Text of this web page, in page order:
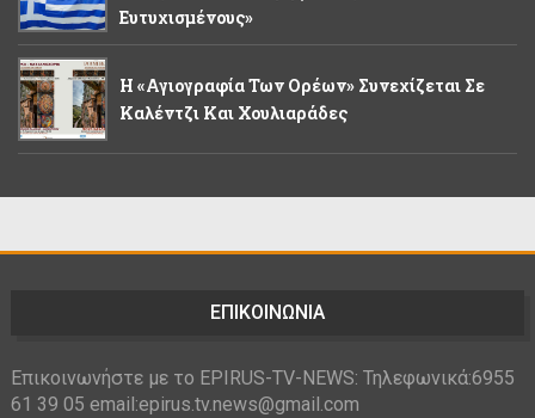
Ευτυχισμένους»
Η «Αγιογραφία Των Ορέων» Συνεχίζεται Σε
Καλέντζι Και Χουλιαράδες
ΕΠΙΚΟΙΝΩΝΙΑ
Επικοινωνήστε με το EPIRUS-TV-NEWS: Τηλεφωνικά:6955
61 39 05 email:epirus.tv.news@gmail.com